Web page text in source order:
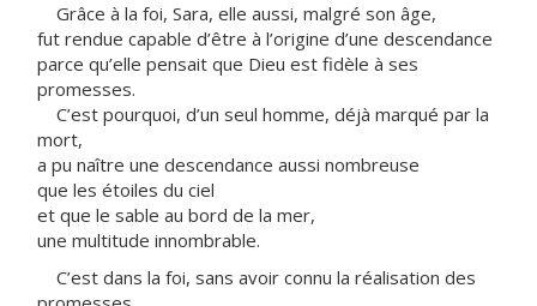
Grâce à la foi, Sara, elle aussi, malgré son âge,
fut rendue capable d’être à l’origine d’une descendance
parce qu’elle pensait que Dieu est fidèle à ses
promesses.
C’est pourquoi, d’un seul homme, déjà marqué par la
mort,
a pu naître une descendance aussi nombreuse
que les étoiles du ciel
et que le sable au bord de la mer,
une multitude innombrable.
C’est dans la foi, sans avoir connu la réalisation des